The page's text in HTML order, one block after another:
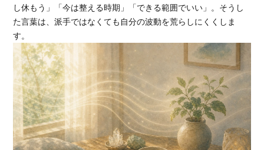
し休もう」「今は整える時期」「できる範囲でいい」。そうし
た言葉は、派手ではなくても自分の波動を荒らしにくくしま
す。